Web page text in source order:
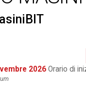
2026 Orario di